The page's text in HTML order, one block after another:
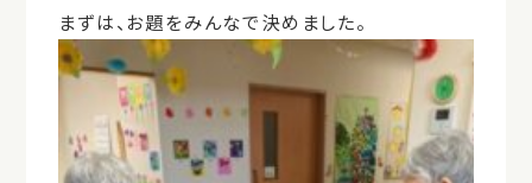
まずは、お題をみんなで決めました。